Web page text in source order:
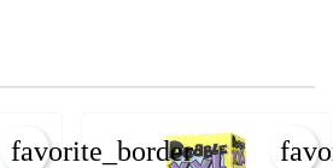
favorite_border